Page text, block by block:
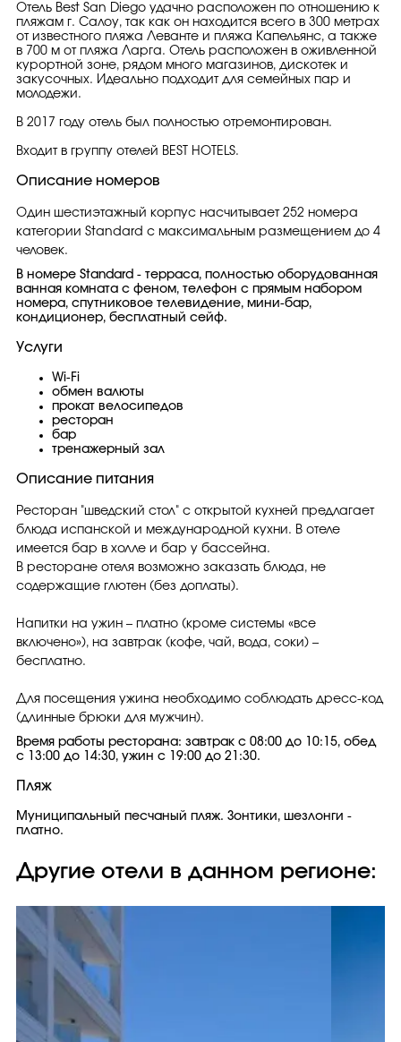
Отель Best San Diego удачно расположен по отношению к
пляжам г. Салоу, так как он находится всего в 300 метрах
от известного пляжа Леванте и пляжа Капельянс, а также
в 700 м от пляжа Ларга. Отель расположен в оживленной
курортной зоне, рядом много магазинов, дискотек и
закусочных. Идеально подходит для семейных пар и
молодежи.
В 2017 году отель был полностью отремонтирован.
Входит в группу отелей BEST HOTELS.
Описание номеров
Один шестиэтажный корпус насчитывает 252 номера
категории Standard с максимальным размещением до 4
человек.
В номере Standard - терраса, полностью оборудованная
ванная комната с феном, телефон с прямым набором
номера, спутниковое телевидение, мини-бар,
кондиционер, бесплатный сейф.
Услуги
Wi-Fi
обмен валюты
прокат велосипедов
ресторан
бар
тренажерный зал
Описание питания
Ресторан "шведский стол" с открытой кухней предлагает
блюда испанской и международной кухни. В отеле
имеется бар в холле и бар у бассейна.
В ресторане отеля возможно заказать блюда, не
содержащие глютен (без доплаты).
Напитки на ужин – платно (кроме системы «все
включено»), на завтрак (кофе, чай, вода, соки) –
бесплатно.
Для посещения ужина необходимо соблюдать дресс-код
(длинные брюки для мужчин).
Время работы ресторана: завтрак с 08:00 до 10:15, обед
с 13:00 до 14:30, ужин с 19:00 до 21:30.
Пляж
Муниципальный песчаный пляж. Зонтики, шезлонги -
платно.
Другие отели в данном регионе: